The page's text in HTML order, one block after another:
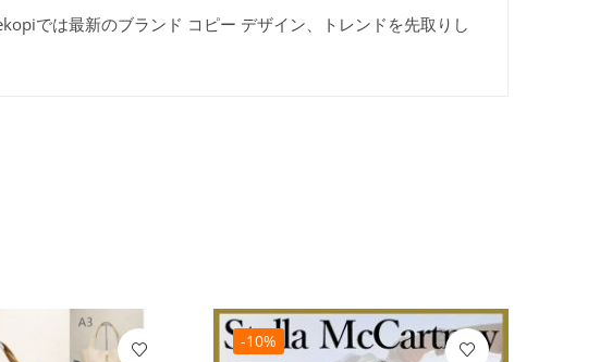
では最新のブランド コピー デザイン、トレンドを先取りし
-10%